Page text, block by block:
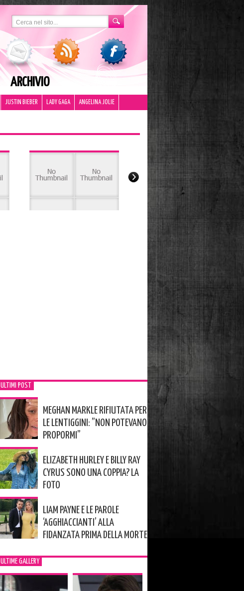
ARCHIVIO
JUSTIN BIEBER LADY GAGA ANGELINA JOLIE
ULTIMI POST
MEGHAN MARKLE RIFIUTATA PER
LE LENTIGGINI: ”NON POTEVANO
PROPORMI”
ELIZABETH HURLEY E BILLY RAY
CYRUS SONO UNA COPPIA? LA
FOTO
LIAM PAYNE E LE PAROLE
‘AGGHIACCIANTI’ ALLA
FIDANZATA PRIMA DELLA MORTE
ULTIME GALLERY